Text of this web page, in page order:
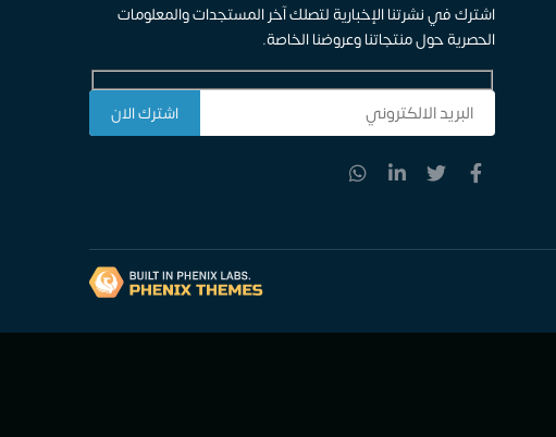
اشترك في نشرتنا الإخبارية لتصلك آخر المستجدات والمعلومات
الحصرية حول منتجاتنا وعروضنا الخاصة.